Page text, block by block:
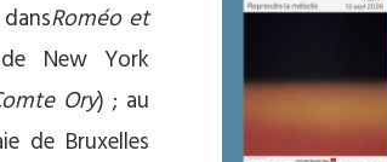
Roméo et
New York
Ory) ; au
de Bruxelles